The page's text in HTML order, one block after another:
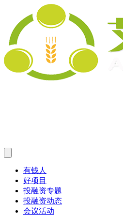
有钱人
好项目
投融资专题
投融资动态
会议活动